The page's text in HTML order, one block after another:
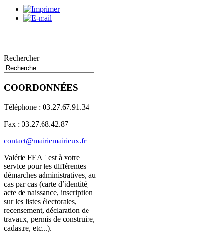
Rechercher
COORDONNÉES
Téléphone : 03.27.67.91.34
Fax : 03.27.68.42.87
contact@mairiemairieux.fr
Valérie FEAT est à votre
service pour les différentes
démarches administratives, au
cas par cas (carte d’identité,
acte de naissance, inscription
sur les listes électorales,
recensement, déclaration de
travaux, permis de construire,
cadastre, etc...).